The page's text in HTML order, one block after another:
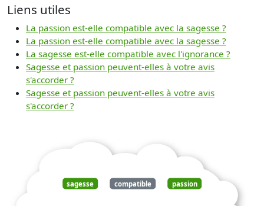
Liens utiles
La passion est-elle compatible avec la sagesse ?
La passion est-elle compatible avec la sagesse ?
La sagesse est-elle compatible avec l'ignorance ?
Sagesse et passion peuvent-elles à votre avis
s'accorder ?
Sagesse et passion peuvent-elles à votre avis
s'accorder ?
sagesse compatible passion